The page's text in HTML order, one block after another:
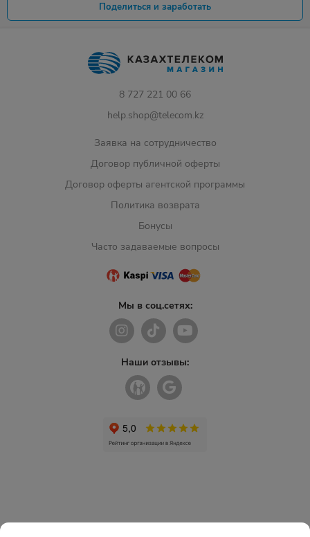
Поделиться и заработать
8 727 221 00 66
help.shop@telecom.kz
Заявка на сотрудничество
Договор публичной оферты
Договор оферты агентской программы
Политика возврата
Бонусы
Часто задаваемые вопросы
Мы в соц.сетях:
Наши отзывы: